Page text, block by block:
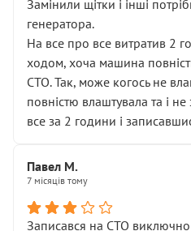
Замінили щітки і інші
генератора.
На все про все витратив 2
ходом, хоча машина
СТО. Так, може когось не
повністю влаштувала та і
все за 2 години і
Павел М.
7 місяців тому
Записався на СТО виключно